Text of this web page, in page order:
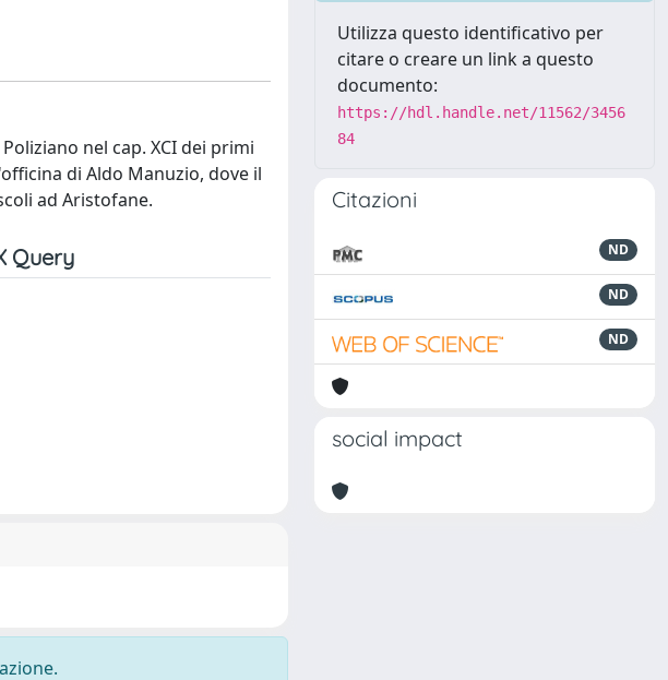
nel cap. XCI dei primi
di Aldo Manuzio, dove il
ad Aristofane.
Utilizza questo identificativo per
citare o creare un link a questo
documento:
https://hdl.handle.net/11562/3456
84
Citazioni
ND
ND
ND
social impact